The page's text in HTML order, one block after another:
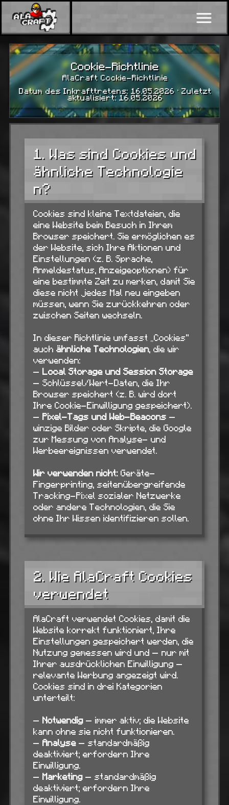
Cookie-Richtlinie
AlaCraft Cookie-Richtlinie
Datum des Inkrafttretens: 16.05.2026 · Zuletzt
aktualisiert: 16.05.2026
1. Was sind Cookies und
ähnliche Technologie
n?
Cookies sind kleine Textdateien, die
eine Website beim Besuch in Ihrem
Browser speichert. Sie ermöglichen es
der Website, sich Ihre Aktionen und
Einstellungen (z. B. Sprache,
Anmeldestatus, Anzeigeoptionen) für
eine bestimmte Zeit zu merken, damit Sie
diese nicht jedes Mal neu eingeben
müssen, wenn Sie zurückkehren oder
zwischen Seiten wechseln.
In dieser Richtlinie umfasst „Cookies“
auch ähnliche Technologien, die wir
verwenden:
— Local Storage und Session Storage
— Schlüssel/Wert-Daten, die Ihr
Browser speichert (z. B. wird dort
Ihre Cookie-Einwilligung gespeichert).
— Pixel-Tags und Web-Beacons —
winzige Bilder oder Skripte, die Google
zur Messung von Analyse- und
Werbeereignissen verwendet.
Wir verwenden nicht:Geräte-
Fingerprinting, seitenübergreifende
Tracking-Pixel sozialer Netzwerke
oder andere Technologien, die Sie
ohne Ihr Wissen identifizieren sollen.
2. Wie AlaCraft Cookies
verwendet
AlaCraft verwendet Cookies, damit die
Website korrekt funktioniert, Ihre
Einstellungen gespeichert werden, die
Nutzung gemessen wird und — nur mit
Ihrer ausdrücklichen Einwilligung —
relevante Werbung angezeigt wird.
Cookies sind in drei Kategorien
unterteilt:
— Notwendig— immer aktiv; die Website
kann ohne sie nicht funktionieren.
— Analyse— standardmäßig
deaktiviert; erfordern Ihre
Einwilligung.
— Marketing— standardmäßig
deaktiviert; erfordern Ihre
Einwilligung.